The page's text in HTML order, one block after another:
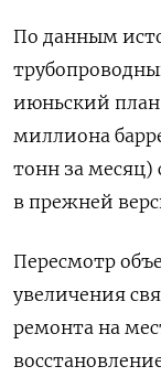
По данным
июньский план
миллиона
тонн за месяц)
в прежней
Пересмотр
увеличения
ремонта на